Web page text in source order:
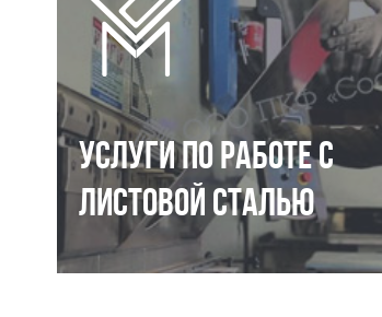
УСЛУГИ ПО РАБОТЕ С
ЛИСТОВОЙ СТАЛЬЮ